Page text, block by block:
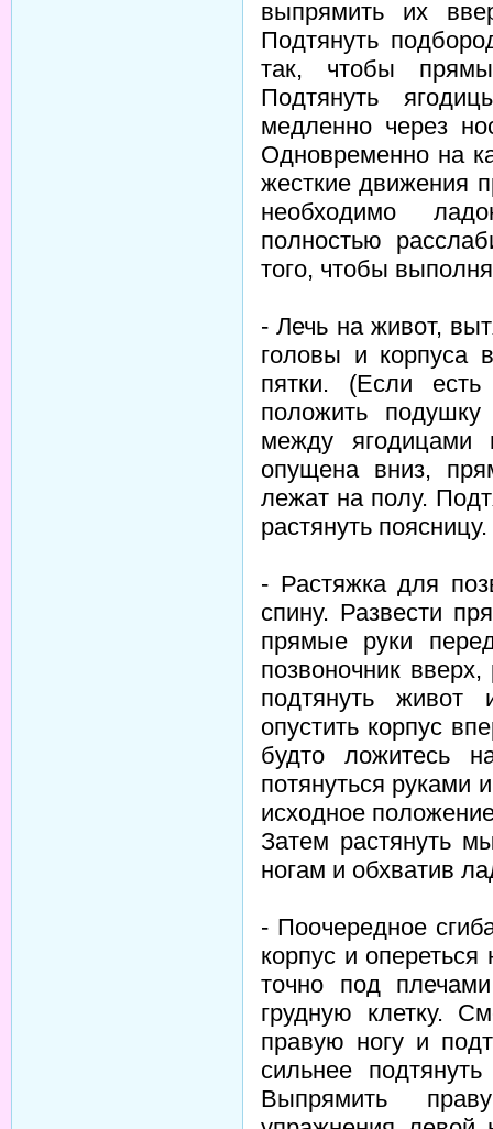
выпрямить их
Подтянуть
так, чтобы
Подтянуть
медленно через
Одновременно на
жесткие движения
необходимо
полностью
того, чтобы
- Лечь на живот,
головы и корпуса
пятки. (Если
положить
между ягодицами
опущена вниз,
лежат на полу.
растянуть
- Растяжка для
спину. Развести
прямые руки
позвоночник
подтянуть
опустить корпус
будто ложитесь
потянуться руками
исходное
Затем растянуть
ногам и обхватив
- Поочередное
корпус и
точно под
грудную клетку.
правую ногу и
сильнее
Выпрямить